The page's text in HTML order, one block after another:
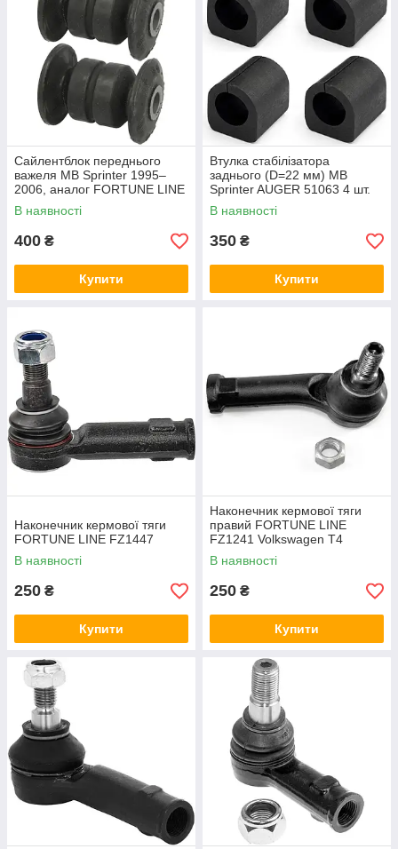
Сайлентблок переднього
важеля MB Sprinter 1995–
2006, аналог FORTUNE LINE
FZ90371 2 шт.
В наявності
400 ₴
Купити
Втулка стабілізатора
заднього (D=22 мм) MB
Sprinter AUGER 51063 4 шт.
В наявності
350 ₴
Купити
Наконечник кермової тяги
FORTUNE LINE FZ1447
В наявності
250 ₴
Купити
Наконечник кермової тяги
правий FORTUNE LINE
FZ1241 Volkswagen T4
аналог VAG 701419812B
В наявності
250 ₴
Купити